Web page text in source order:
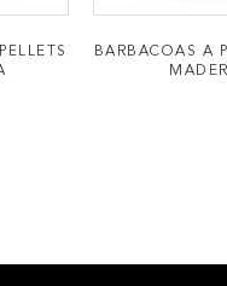
BARBACOAS A